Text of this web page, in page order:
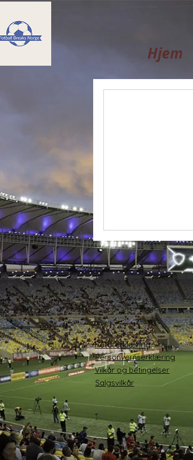
Hjem
Returerklæring
Personvernserklæring
Vilkår og betingelser
Salgsvilkår